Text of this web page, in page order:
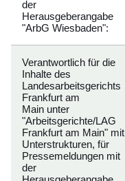
der
Herausgeberangabe
"ArbG Wiesbaden":
Verantwortlich für die
Inhalte des
Landesarbeitsgerichts
Frankfurt am
Main unter
"Arbeitsgerichte/LAG
Frankfurt am Main" mit
Unterstrukturen, für
Pressemeldungen mit
der